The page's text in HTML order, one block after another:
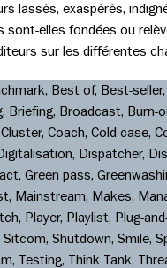
lassés, exaspérés,
elles fondées ou
sur les différentes
Best of, Best-
Broadcast,
Coach, Cold case,
Dispatcher,
Green pass,
Mainstream, Makes,
Player, Playlist, Plug-
Shutdown, Smile,
Testing, Think Tank,